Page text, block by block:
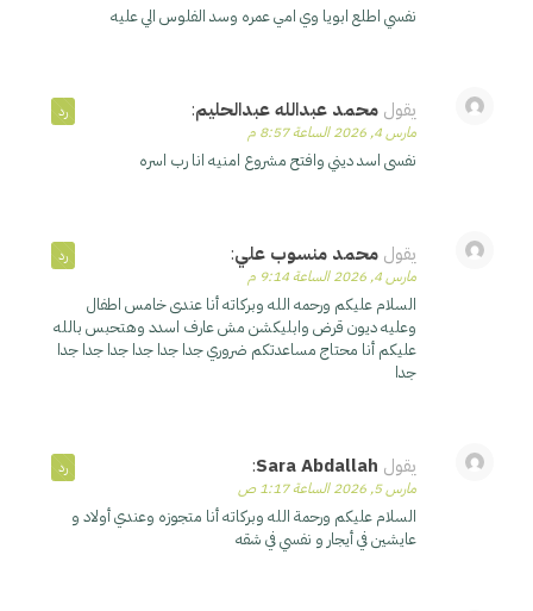
نفسي اطلع ابويا وي امي عمره وسد الفلوس الي عليه
يقول محمد عبدالله عبدالحليم:
مارس 4, 2026 الساعة 8:57 م
نفسى اسد ديني وافتح مشروع امنيه انا رب اسره
رد
يقول محمد منسوب علي:
مارس 4, 2026 الساعة 9:14 م
السلام عليكم ورحمه الله وبركاته أنا عندى خامس اطفال
وعليه ديون قرض وابليكشن مش عارف اسدد وهتحبس بالله
عليكم أنا محتاج مساعدتكم ضروري جدا جدا جدا جدا جدا جدا
جدا
رد
يقول Sara Abdallah
:
مارس 5, 2026 الساعة 1:17 ص
السلام عليكم ورحمة الله وبركاته أنا متجوزه وعندي أولاد و
عايشين في أيجار و نفسي في شقه
رد